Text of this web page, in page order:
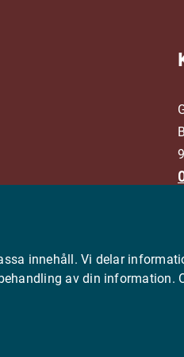
innehåll. Vi delar
av din information.